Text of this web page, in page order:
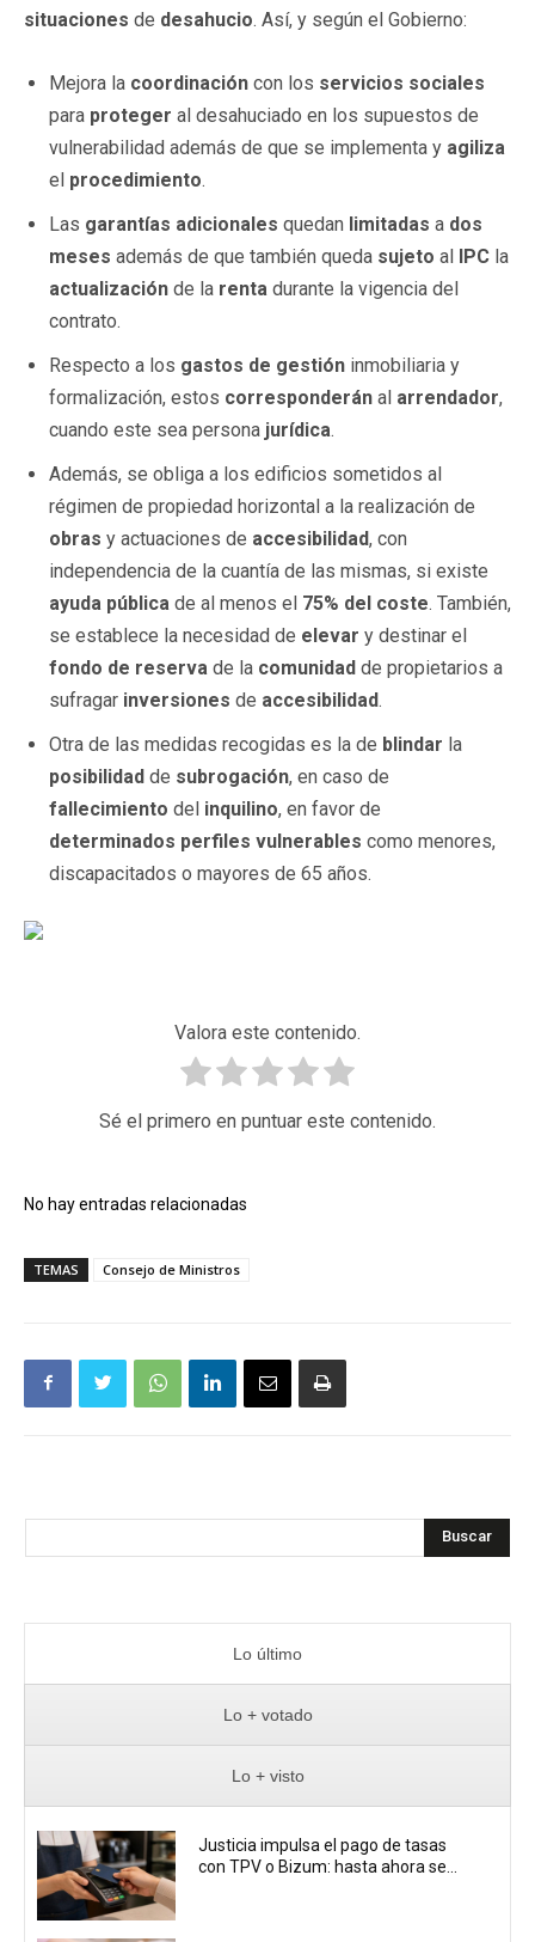
situaciones de desahucio. Así, y según el Gobierno:
Mejora la coordinación con los servicios sociales
para proteger al desahuciado en los supuestos de
vulnerabilidad además de que se implementa y agiliza
el procedimiento.
Las garantías adicionales quedan limitadas a dos
meses además de que también queda sujeto al IPC la
actualización de la renta durante la vigencia del
contrato.
Respecto a los gastos de gestión inmobiliaria y
formalización, estos corresponderán al arrendador,
cuando este sea persona jurídica.
Además, se obliga a los edificios sometidos al
régimen de propiedad horizontal a la realización de
obras y actuaciones de accesibilidad, con
independencia de la cuantía de las mismas, si existe
ayuda pública de al menos el 75% del coste. También,
se establece la necesidad de elevar y destinar el
fondo de reserva de la comunidad de propietarios a
sufragar inversiones de accesibilidad.
Otra de las medidas recogidas es la de blindar la
posibilidad de subrogación, en caso de
fallecimiento del inquilino, en favor de
determinados perfiles vulnerables como menores,
discapacitados o mayores de 65 años.
Valora este contenido.
Sé el primero en puntuar este contenido.
No hay entradas relacionadas
TEMAS Consejo de Ministros
Buscar
Lo último
Lo + votado
Lo + visto
Justicia impulsa el pago de tasas
con TPV o Bizum: hasta ahora se...